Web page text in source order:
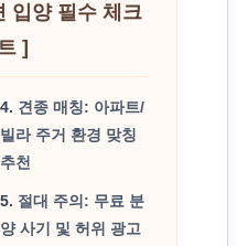
입양 필수 체크
]
4. 견종 매칭: 아파트/
빌라 주거 환경 맞칭
추천
5. 절대 주의: 무료 분
양 사기 및 허위 광고